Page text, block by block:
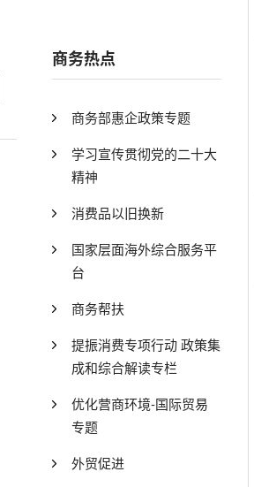
商务热点
商务部惠企政策专题
学习宣传贯彻党的二十大
精神
消费品以旧换新
国家层面海外综合服务平
台
商务帮扶
提振消费专项行动 政策集
成和综合解读专栏
优化营商环境-国际贸易
专题
外贸促进